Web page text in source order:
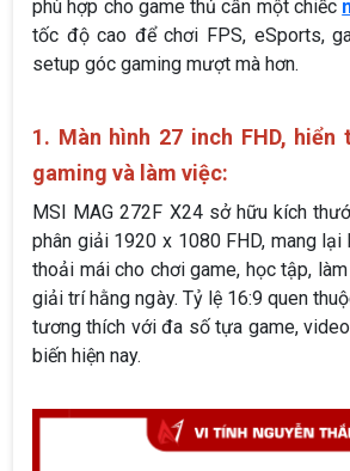
thời gian phản hồi 0.5ms GTG tối
phù hợp cho game thủ cần một chiếc
tốc độ cao để chơi FPS, eSports,
1. Màn hình 27 inch FHD, hiển
gaming và làm việc:
MSI MAG 272F X24 sở hữu kích
phân giải 1920 x 1080 FHD, mang lại
thoải mái cho chơi game, học tập,
giải trí hằng ngày. Tỷ lệ 16:9 quen
tương thích với đa số tựa game, video